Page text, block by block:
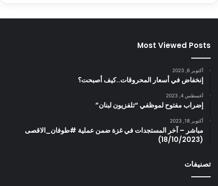
Most Viewed Posts
أكتوبر 6, 2023
إنخفاض في أسعار المحروقات..كيف أصبحت؟
أغسطس 4, 2023
إضراب مفتوح لموظفي “تلفزيون لبنان”
أكتوبر 18, 2023
مباشر – آخر المستجدات في غزة ضمن عملية #طوفان_الاقصى
(18/10/2023)
تصنيفات